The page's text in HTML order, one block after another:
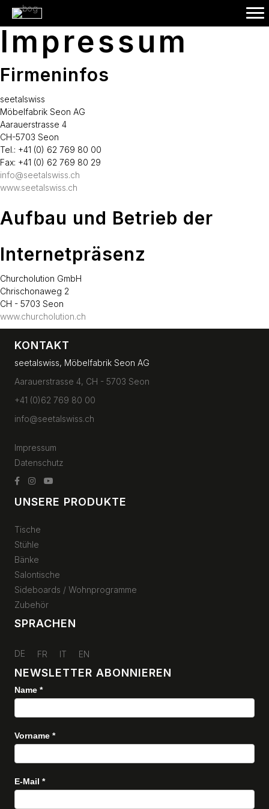
Impressum
Firmeninfos
seetalswiss
Möbelfabrik Seon AG
Aarauerstrasse 4
CH-5703 Seon
Tel.: +41 (0) 62 769 80 00
Fax: +41 (0) 62 769 80 29
info@seetalswiss.ch
www.seetalswiss.ch
Aufbau und Betrieb der
Internetpräsenz
Churcholution GmbH
Chrischonaweg 2
CH - 5703 Seon
www.churcholution.ch
KONTAKT
seetalswiss, Möbelfabrik Seon AG
Aarauerstrasse 4, CH - 5703 Seon
+41 (0)62 769 80 00
info@seetalswiss.ch
Impressum
Datenschutz
UNSERE PRODUKTE
Tische
Stühle
Bänke
Salontische
Sideboards / Wohnprogramme
Zubehör
SPRACHEN
DE FR IT EN
NEWSLETTER ABONNIEREN
Newsletter
Name *
Vorname *
E-Mail *